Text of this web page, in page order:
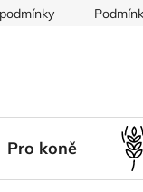
Pro koně